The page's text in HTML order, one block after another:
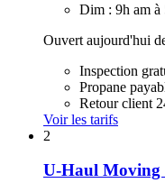
Dim : 9h am à
Ouvert aujourd'hui
Inspection
Propane
Retour client
Voir les tarifs
2
U-Haul Moving